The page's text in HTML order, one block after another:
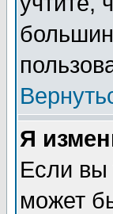
Я
Если вы
может